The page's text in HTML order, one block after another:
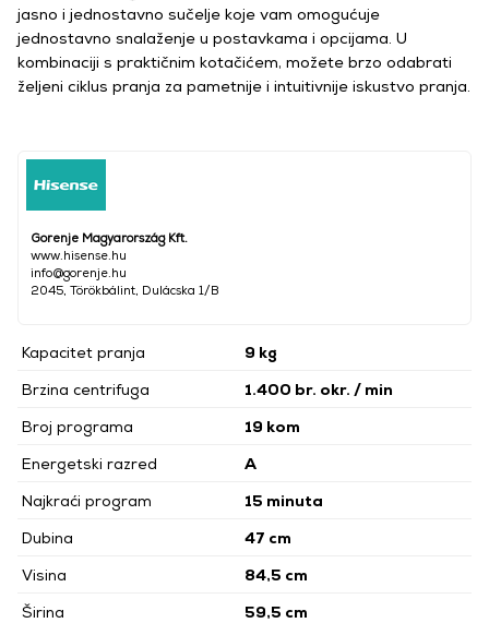
Gorenje Magyarország Kft.
www.hisense.hu
info@gorenje.hu
2045, Törökbálint, Dulácska 1/B
Kapacitet pranja
9 kg
Brzina centrifuga
1.400 br. okr. / min
Broj programa
19 kom
Energetski razred
A
Najkraći program
15 minuta
Dubina
47 cm
Visina
84,5 cm
Širina
59,5 cm
jasno i jednostavno sučelje koje vam omogućuje
jednostavno snalaženje u postavkama i opcijama. U
kombinaciji s praktičnim kotačićem, možete brzo odabrati
željeni ciklus pranja za pametnije i intuitivnije iskustvo pranja.